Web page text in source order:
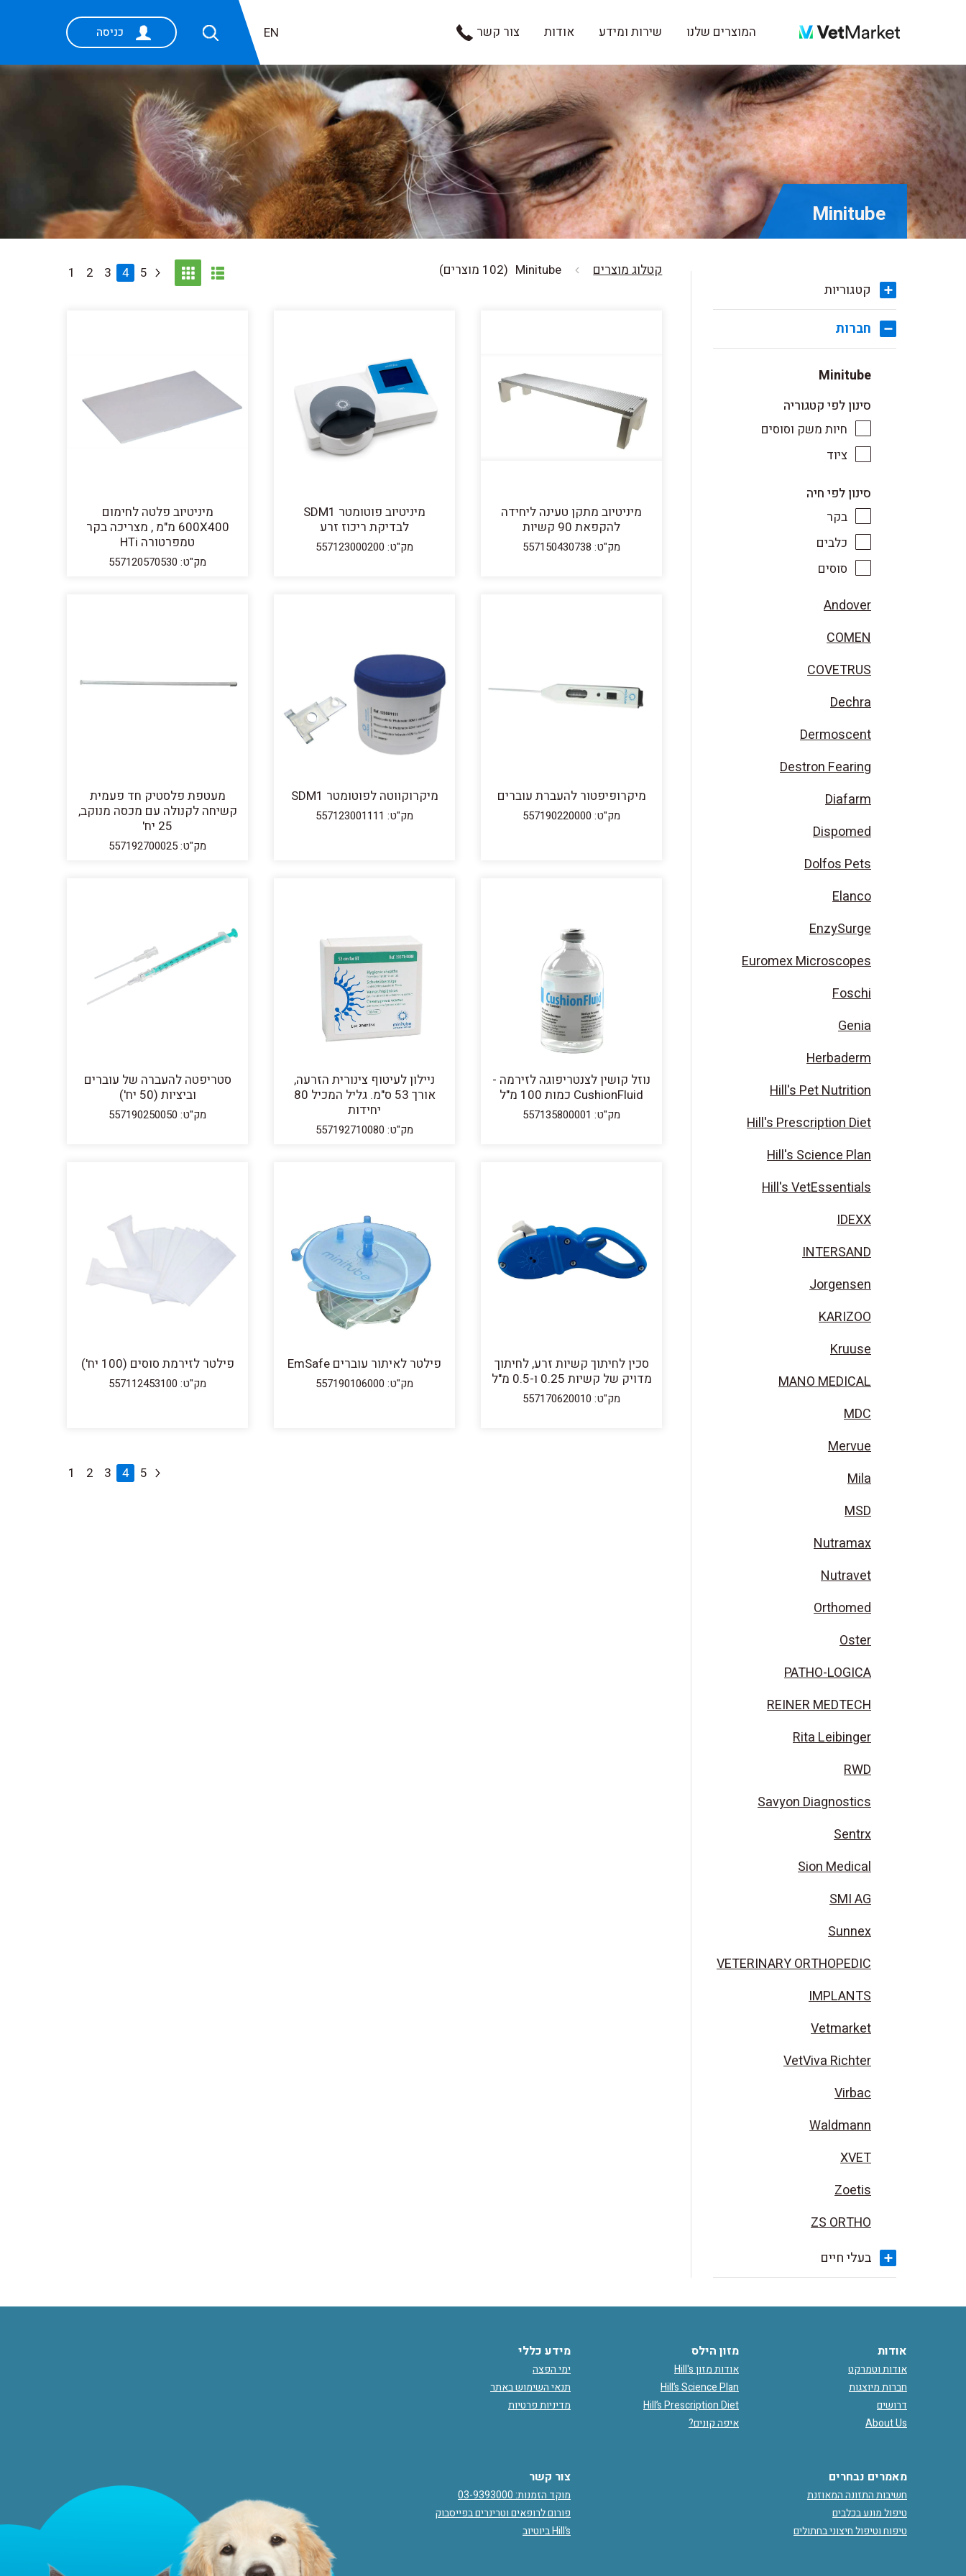
המוצרים שלנו שירות ומידע אודות צור קשר EN כניסה
Minitube
קטגוריות
חברות
Minitube
סינון לפי קטגוריה
חיות משק וסוסים
ציוד
סינון לפי חיה
בקר
כלבים
סוסים
Andover
COMEN
COVETRUS
Dechra
Dermoscent
Destron Fearing
Diafarm
Dispomed
Dolfos Pets
Elanco
EnzySurge
Euromex Microscopes
Foschi
Genia
Herbaderm
Hill's Pet Nutrition
Hill's Prescription Diet
Hill's Science Plan
Hill's VetEssentials
IDEXX
INTERSAND
Jorgensen
KARIZOO
Kruuse
MANO MEDICAL
MDC
Mervue
Mila
MSD
Nutramax
Nutravet
Orthomed
Oster
PATHO-LOGICA
REINER MEDTECH
Rita Leibinger
RWD
Savyon Diagnostics
Sentrx
Sion Medical
SMI AG
Sunnex
VETERINARY ORTHOPEDIC
IMPLANTS
Vetmarket
VetViva Richter
Virbac
Waldmann
XVET
Zoetis
ZS ORTHO
בעלי חיים
קטלוג מוצרים Minitube (102 מוצרים) 1 2 3 4 5
מיניטיוב מתקן טעינה ליחידה
להקפאת 90 קשיות
מק"ט: 557150430738
מיניטיוב פוטומטר SDM1
לבדיקת ריכוז זרע
מק"ט: 557123000200
מיניטיוב פלטה לחימום
600X400 מ"מ , מצריכה בקר
טמפרטורה HTi
מק"ט: 557120570530
מיקרופיפטור להעברת עוברים
מק"ט: 557190220000
מיקרוקווטה לפוטומטר SDM1
מק"ט: 557123001111
מעטפת פלסטיק חד פעמית
קשיחה לקנולה עם מכסה מנוקב,
25 יח'
מק"ט: 557192700025
נוזל קושין לצנטריפוגה לזירמה -
CushionFluid כמות 100 מ"ל
מק"ט: 557135800001
ניילון לעיטוף צינורית הזרעה,
אורך 53 ס"מ. גליל המכיל 80
יחידות
מק"ט: 557192710080
סטריפטה להעברה של עוברים
וביציות (50 יח')
מק"ט: 557190250050
סכין לחיתוך קשיות זרע, לחיתוך
מדויק של קשיות 0.25 ו-0.5 מ"ל
מק"ט: 557170620010
פילטר לאיתור עוברים EmSafe
מק"ט: 557190106000
פילטר לזירמת סוסים (100 יח')
מק"ט: 557112453100
1 2 3 4 5
אודות
אודות וטמרקט
חברות מיוצגות
דרושים
About Us
מזון הילס
אודות מזון Hill's
Hill’s Science Plan
Hill’s Prescription Diet
איפה קונים?
מידע כללי
ימי הפצה
תנאי השימוש באתר
מדיניות פרטיות
מאמרים נבחרים
חשיבות התזונה המאוזנת
טיפול מונע בכלבים
טיפוח וטיפול חיצוני בחתולים
צור קשר
מוקד הזמנות: 03-9393000
פורום לרופאים וטרינרים בפייסבוק
Hill’s ביוטיוב